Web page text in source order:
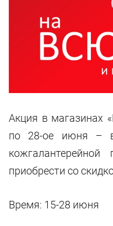
Акция в магазинах
по 28-ое июня –
приобрести со
Время: 15-28 июня